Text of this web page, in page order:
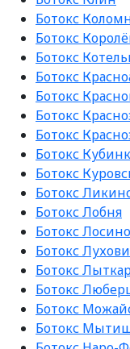
Ботокс
Ботокс
Ботокс
Ботокс
Ботокс
Ботокс
Ботокс
Ботокс
Ботокс
Ботокс
Ботокс Лобня
Ботокс
Ботокс
Ботокс
Ботокс
Ботокс
Ботокс